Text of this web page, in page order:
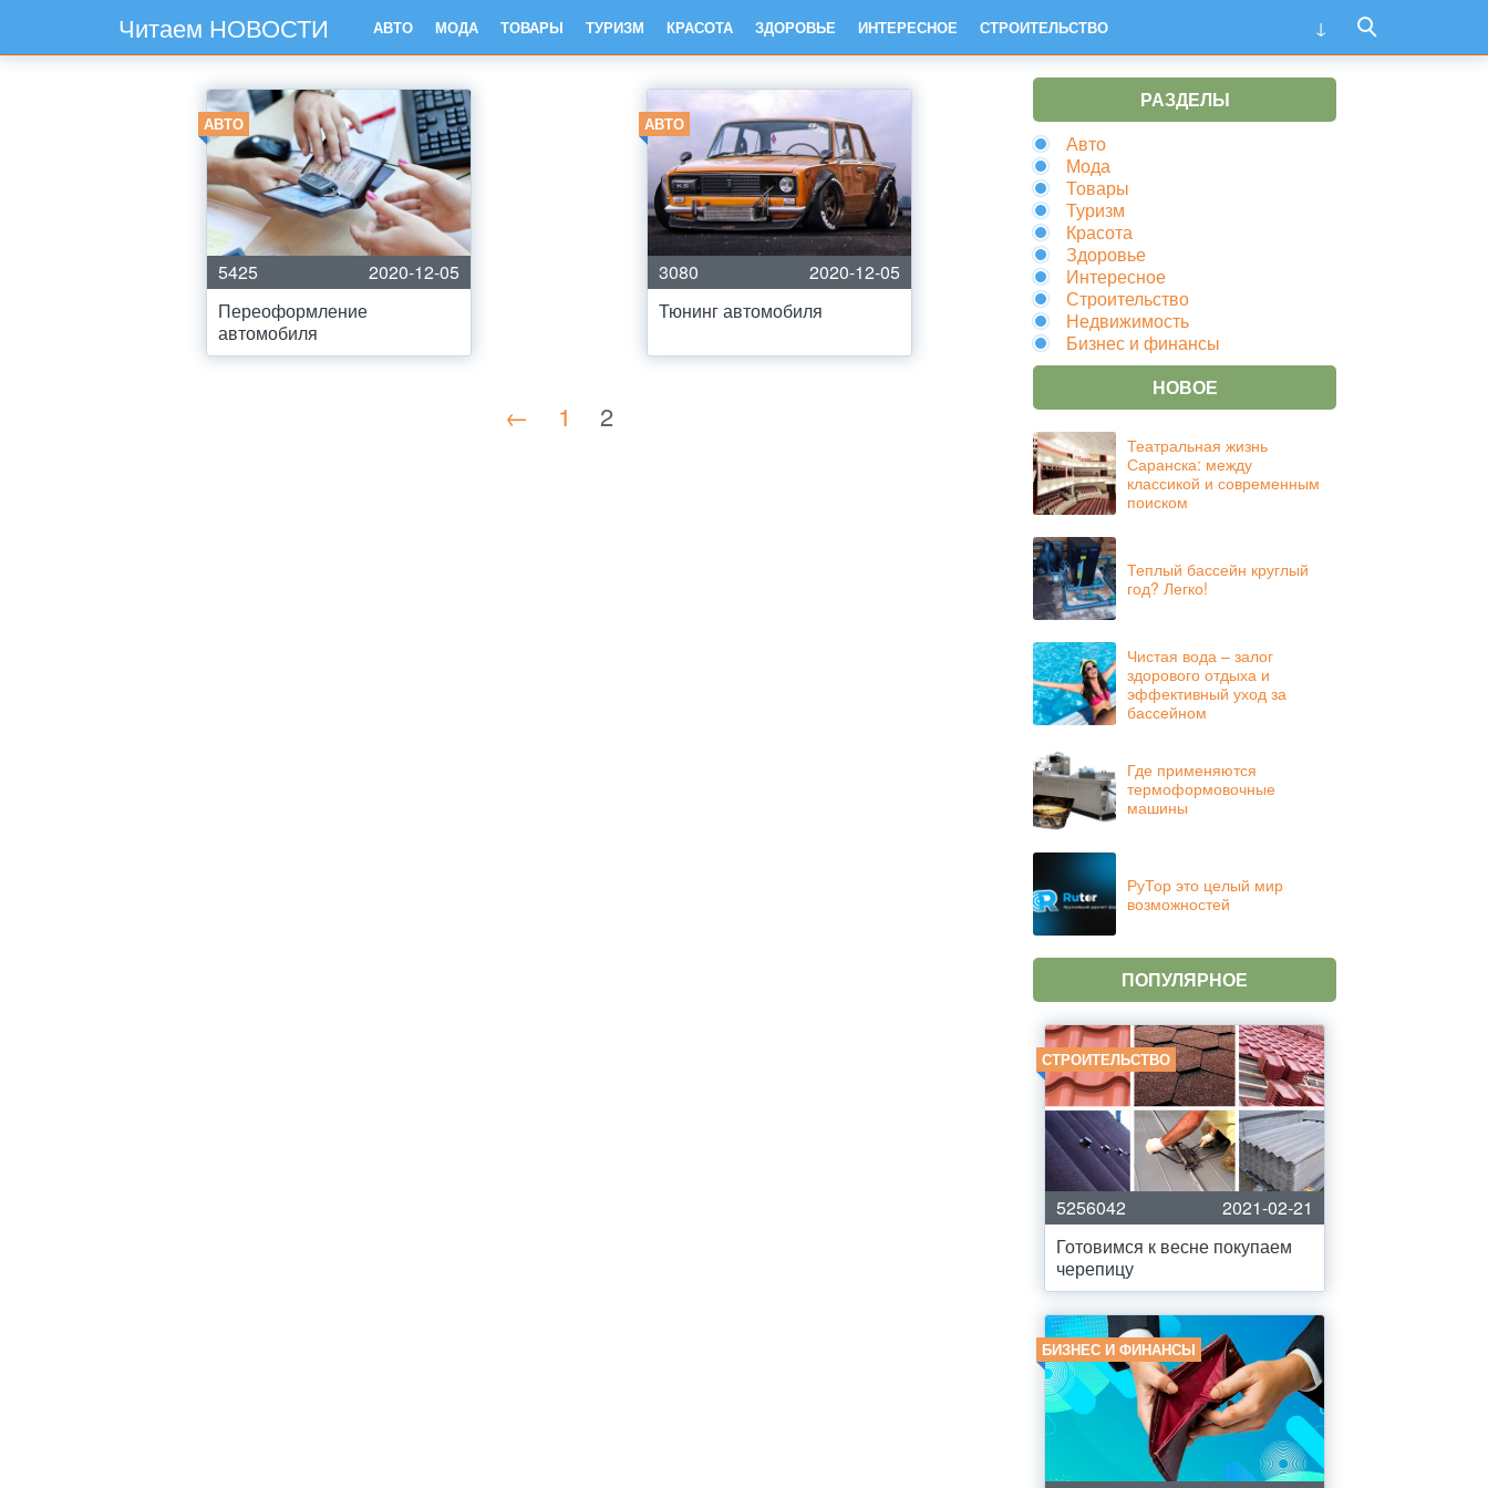
Читаем НОВОСТИ АВТО МОДА ТОВАРЫ ТУРИЗМ КРАСОТА ЗДОРОВЬЕ ИНТЕРЕСНОЕ СТРОИТЕЛЬСТВО
АВТО
5425
2020-12-05
Переоформление
автомобиля
АВТО
3080
2020-12-05
Тюнинг автомобиля
← 1 2
РАЗДЕЛЫ
Авто
Мода
Товары
Туризм
Красота
Здоровье
Интересное
Строительство
Недвижимость
Бизнес и финансы
НОВОЕ
Театральная жизнь
Саранска: между
классикой и современным
поиском
Теплый бассейн круглый
год? Легко!
Чистая вода – залог
здорового отдыха и
эффективный уход за
бассейном
Где применяются
термоформовочные
машины
РуТор это целый мир
возможностей
ПОПУЛЯРНОЕ
СТРОИТЕЛЬСТВО
5256042
2021-02-21
Готовимся к весне покупаем
черепицу
БИЗНЕС И ФИНАНСЫ